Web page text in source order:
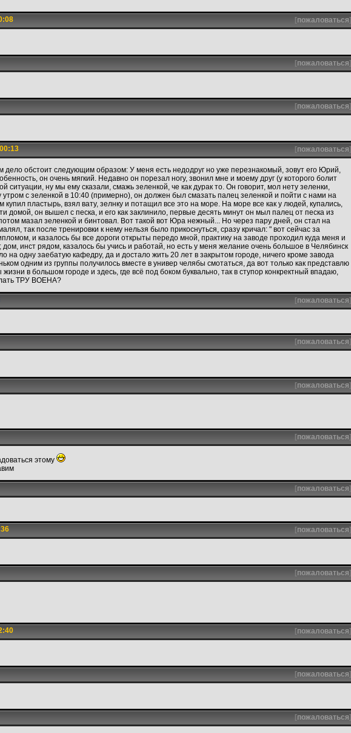
[пожаловаться]
[пожаловаться]
[пожаловаться]
[пожаловаться]
дело обстоит следующим образом: У меня есть недодруг но уже перезнакомый, зовут его Юрий,
он очень мягкий. Недавно он порезал ногу, звонил мне и моему друг (у которого болит
ситуации, ну мы ему сказали, смажь зеленкой, че как дурак то. Он говорит, мол нету зеленки,
утром с зеленкой в 10:40 (примерно), он должен был смазать палец зеленкой и пойти с нами на
пластырь, взял вату, зелнку и потащил все это на море. На море все как у людей, купались,
домой, он вышел с песка, и его как заклинило, первые десять минут он мыл палец от песка из
мазал зеленкой и бинтовал. Вот такой вот Юра нежный... Но через пару дней, он стал на
так после тренировки к нему нельзя было прикоснуться, сразу кричал: " вот сейчас за
и казалось бы все дороги открыты передо мной, практику на заводе проходил куда меня и
дом, инст рядом, казалось бы учись и работай, но есть у меня желание очень большое в Челябинск
на одну заебатую кафедру, да и достало жить 20 лет в закрытом городе, ничего кроме завода
одним из группы получилось вместе в универ челябы смотаться, да вот только как представлю
в большом городе и здесь, где всё под боком буквально, так в ступор конкректный впадаю,
ТРУ ВОЕНА?
[пожаловаться]
[пожаловаться]
[пожаловаться]
[пожаловаться]
этому
[пожаловаться]
[пожаловаться]
[пожаловаться]
[пожаловаться]
[пожаловаться]
[пожаловаться]